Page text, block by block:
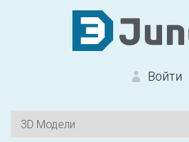
Войти